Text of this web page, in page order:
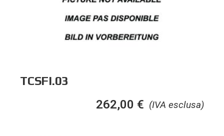
TCSFI.03
(IVA esclusa)
262,00 €